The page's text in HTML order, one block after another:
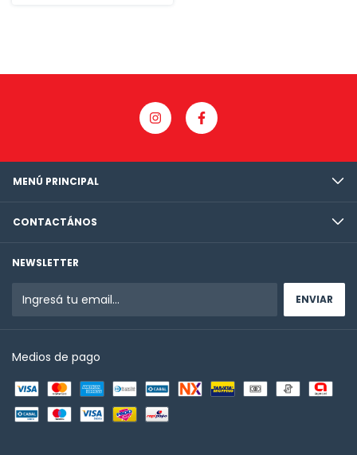
MENÚ PRINCIPAL
CONTACTÁNOS
NEWSLETTER
Medios de pago